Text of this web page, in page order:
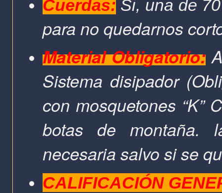
Cuerdas: Si, una de 70
para no quedarnos
Material Obligatorio:
Sistema disipador
con mosquetones “K”
botas de montaña.
necesaria salvo si se
CALIFICACIÓN